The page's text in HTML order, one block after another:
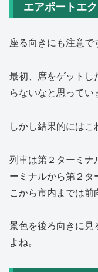
エアポートエ
座る向きにも注意で
最初、席をゲットし
らないなと思ってい
しかし結果的にはこ
列車は第２ターミナ
ーミナルから第２タ
こから市内までは前
景色を後ろ向きに見
よね。